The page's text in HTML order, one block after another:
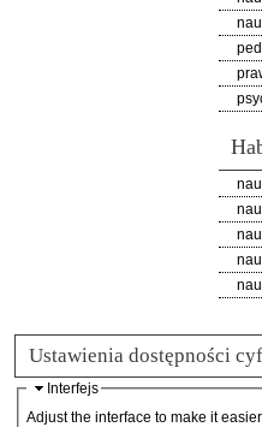
Ustawienia dostępności
Interfejs
Adjust the interface to make it